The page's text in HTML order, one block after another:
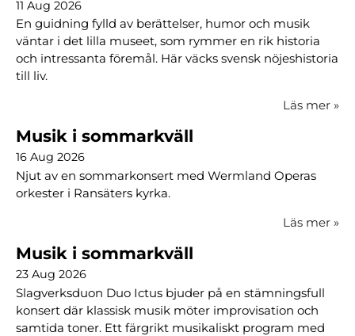
11 Aug 2026
En guidning fylld av berättelser, humor och musik
väntar i det lilla museet, som rymmer en rik historia
och intressanta föremål. Här väcks svensk nöjeshistoria
till liv.
Läs mer »
Musik i sommarkväll
16 Aug 2026
Njut av en sommarkonsert med Wermland Operas
orkester i Ransäters kyrka.
Läs mer »
Musik i sommarkväll
23 Aug 2026
Slagverksduon Duo Ictus bjuder på en stämningsfull
konsert där klassisk musik möter improvisation och
samtida toner. Ett färgrikt musikaliskt program med